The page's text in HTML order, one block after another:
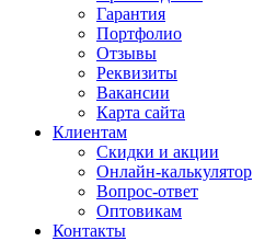
Гарантия
Портфолио
Отзывы
Реквизиты
Вакансии
Карта сайта
Клиентам
Скидки и акции
Онлайн-калькулятор
Вопрос-ответ
Оптовикам
Контакты